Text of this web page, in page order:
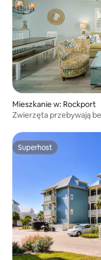
Mieszkanie w: Rockport
Zwierzęta przebywają
Superhost
Superhost